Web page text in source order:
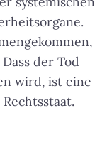
der Tod
wird, ist eine